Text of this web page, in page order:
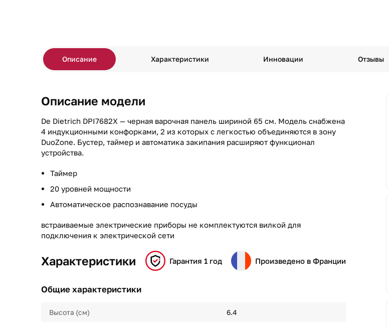
Описание Характеристики Инновации Отзывы
Описание модели
De Dietrich DPI7682X — черная варочная панель шириной 65 см. Модель снабжена
4 индукционными конфорками, 2 из которых с легкостью объединяются в зону
DuoZone. Бустер, таймер и автоматика закипания расширяют функционал
устройства.
Таймер
20 уровней мощности
Автоматическое распознавание посуды
встраиваемые электрические приборы не комплектуются вилкой для
подключения к электрической сети
Характеристики Гарантия 1 год Произведено в Франции
Общие характеристики
Высота (см) 6.4